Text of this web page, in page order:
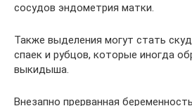
сосудов эндометрия матки.
Также выделения могут стать
спаек и рубцов, которые иногда
выкидыша.
Внезапно прерванная